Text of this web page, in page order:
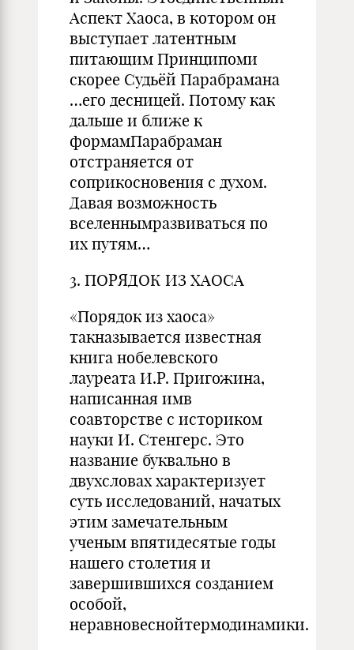
Аспект Хаоса, в котором он
выступает латентным
питающим Принципоми
скорее Судьёй Парабрамана
…его десницей. Потому как
дальше и ближе к
формамПарабраман
отстраняется от
соприкосновения с духом.
Давая возможность
вселеннымразвиваться по
их путям…
3. ПОРЯДОК ИЗ ХАОСА
«Порядок из хаоса»
такназывается известная
книга нобелевского
лауреата И.Р. Пригожина,
написанная имв
соавторстве с историком
науки И. Стенгерс. Это
название буквально в
двухсловах характеризует
суть исследований, начатых
этим замечательным
ученым впятидесятые годы
нашего столетия и
завершившихся созданием
особой,
неравновеснойтермодинамики.